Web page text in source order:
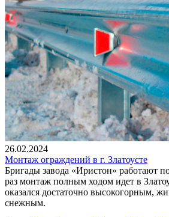
26.02.2024
Монтаж ограждений в г. Златоусте
Бригады завода «Иристон» работают
раз монтаж полным ходом идет в
оказался достаточно высокогорным,
снежным.